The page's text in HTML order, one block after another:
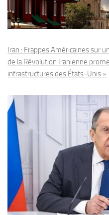
Iran : Frappes Américaines sur
de la Révolution Iranienne
infrastructures des États-Unis »